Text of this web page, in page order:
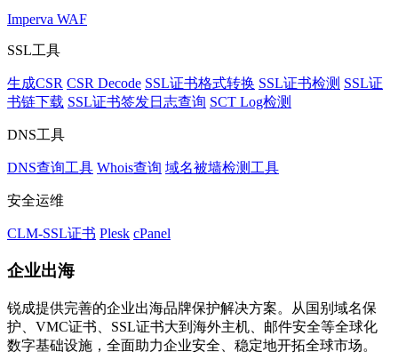
Imperva WAF
SSL工具
生成CSR CSR Decode SSL证书格式转换 SSL证书检测 SSL证
书链下载 SSL证书签发日志查询 SCT Log检测
DNS工具
DNS查询工具 Whois查询 域名被墙检测工具
安全运维
CLM-SSL证书 Plesk cPanel
企业出海
锐成提供完善的企业出海品牌保护解决方案。从国别域名保
护、VMC证书、SSL证书大到海外主机、邮件安全等全球化
数字基础设施，全面助力企业安全、稳定地开拓全球市场。